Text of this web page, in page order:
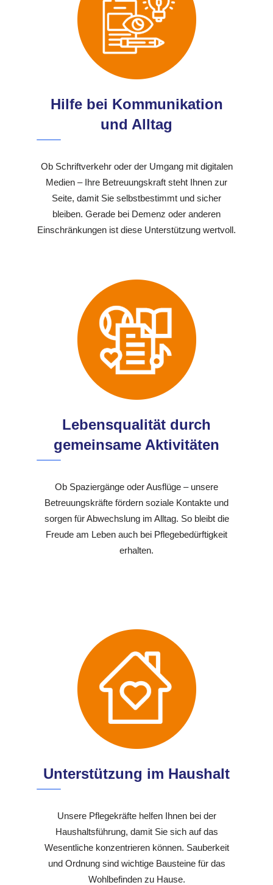
Hilfe bei Kommunikation
und Alltag
Ob Schriftverkehr oder der Umgang mit digitalen
Medien – Ihre Betreuungskraft steht Ihnen zur
Seite, damit Sie selbstbestimmt und sicher
bleiben. Gerade bei Demenz oder anderen
Einschränkungen ist diese Unterstützung wertvoll.
Lebensqualität durch
gemeinsame Aktivitäten
Ob Spaziergänge oder Ausflüge – unsere
Betreuungskräfte fördern soziale Kontakte und
sorgen für Abwechslung im Alltag. So bleibt die
Freude am Leben auch bei Pflegebedürftigkeit
erhalten.
Unterstützung im Haushalt
Unsere Pflegekräfte helfen Ihnen bei der
Haushaltsführung, damit Sie sich auf das
Wesentliche konzentrieren können. Sauberkeit
und Ordnung sind wichtige Bausteine für das
Wohlbefinden zu Hause.